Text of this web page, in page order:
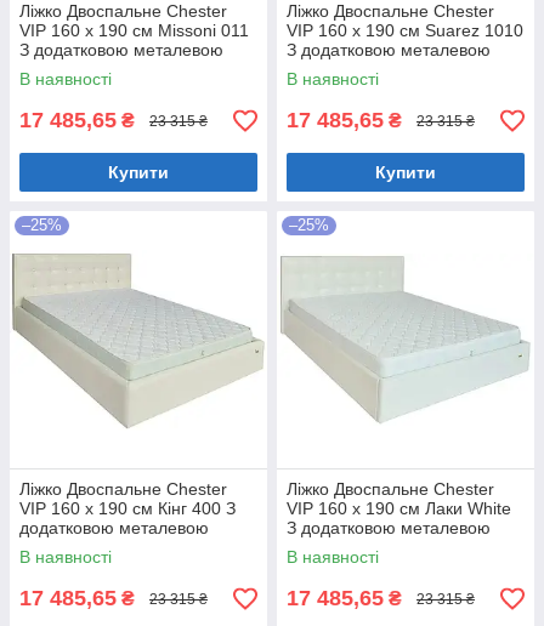
Ліжко Двоспальне Chester
VIP 160 х 190 см Missoni 011
З додатковою металевою
цільнозварною рамою
Темно-коричневий
В наявності
17 485,65 ₴ 23 315 ₴
Купити
Ліжко Двоспальне Chester
VIP 160 х 190 см Suarez 1010
З додатковою металевою
цільнозварною рамою
Коричневий
В наявності
17 485,65 ₴ 23 315 ₴
Купити
–25%
Ліжко Двоспальне Chester
VIP 160 х 190 см Кінг 400 З
додатковою металевою
цільнозварною рамою C1
Білий
В наявності
17 485,65 ₴ 23 315 ₴
–25%
Ліжко Двоспальне Chester
VIP 160 х 190 см Лаки White
З додатковою металевою
цільнозварною рамою Білий
В наявності
17 485,65 ₴ 23 315 ₴